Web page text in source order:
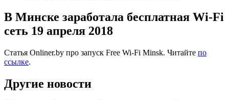
В Минске заработала бесплатная Wi-Fi
сеть 19 апреля 2018
Статья Onliner.by про запуск Free Wi-Fi Minsk. Читайте по
ссылке.
Другие новости